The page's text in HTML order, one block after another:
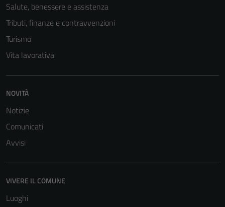
Salute, benessere e assistenza
Tributi, finanze e contravvenzioni
Turismo
Vita lavorativa
NOVITÀ
Notizie
Comunicati
Avvisi
VIVERE IL COMUNE
Luoghi